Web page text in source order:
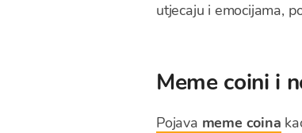
utjecaju i emocijama,
Meme coini i
Pojava meme coina